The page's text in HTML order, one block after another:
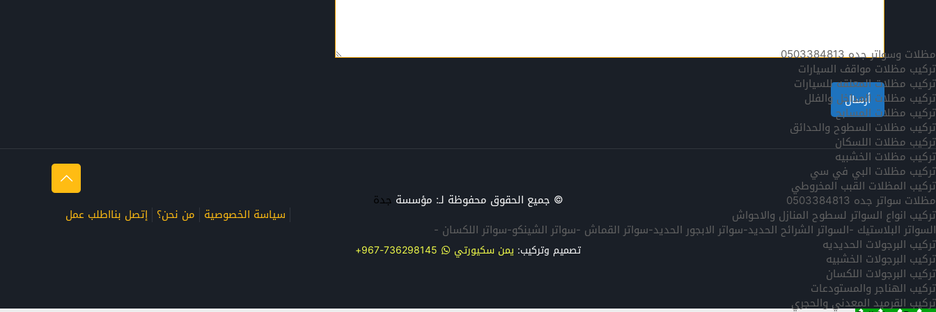
© جميع الحقوق محفوظة لـ: مؤسسة جدة
اطلب عملإتصل بنا من نحن؟ سياسة الخصوصية
تصميم وتركيب: يمن سكيورتي
مظلات وسواتر جده 0503384813
تركيب مظلات مواقف السيارات
تركيب مظلات المعلقه للسيارات
تركيب مظلات المداخل والفلل
تركيب مظلات المسابح
تركيب مظلات السطوح والحدائق
تركيب مظلات اللسكان
تركيب مظلات الخشبيه
تركيب مظلات البي في سي
تركيب المظلات القبب المخروطي
مظلات سواتر جده 0503384813
تركيب انواع السواتر لسطوح المنازل والاحواش
السواتر البلاستيك -السواتر الشرائح الحديد-سواتر الابجور الحديد-سواتر القماش -سواتر الشينكو-سواتر اللكسان -
تركيب البرجولات الحديديه
تركيب البرجولات الخشبيه
تركيب البرجولات اللكسان
تركيب الهناجر والمستودعات
تركيب القرميد المعدني والحجري